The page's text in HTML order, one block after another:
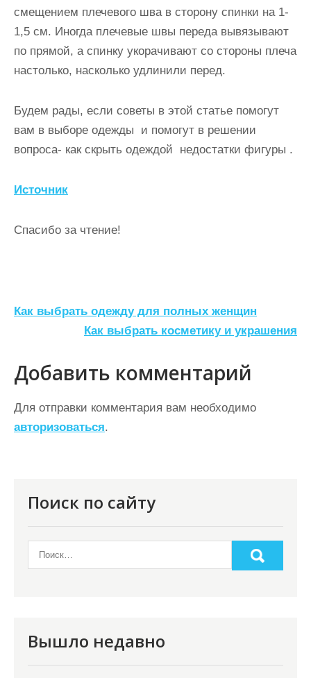
смещением плечевого шва в сторону спинки на 1-
1,5 см. Иногда плечевые швы переда вывязывают
по прямой, а спинку укорачивают со стороны плеча
настолько, насколько удлинили перед.
Будем рады, если советы в этой статье помогут
вам в выборе одежды и помогут в решении
вопроса- как скрыть одеждой недостатки фигуры .
Источник
Спасибо за чтение!
Н
в
и
г
а
Как выбрать одежду для полных женщин
Как выбрать косметику и украшения
Добавить комментарий
Для отправки комментария вам необходимо
авторизоваться.
Поиск по сайту
Вышло недавно